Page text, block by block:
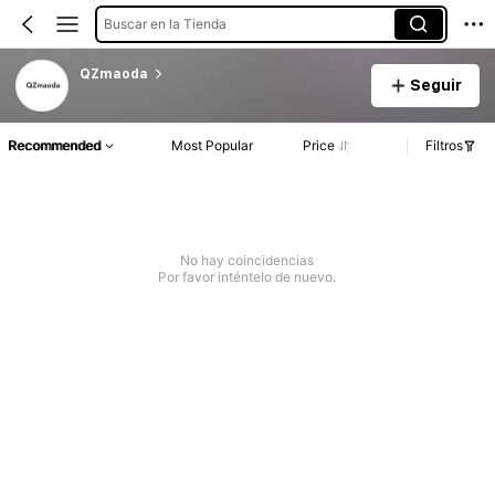
Buscar en la Tienda
QZmaoda
Seguir
Recommended Most Popular Price Filtros
No hay coincidencias
Por favor inténtelo de nuevo.